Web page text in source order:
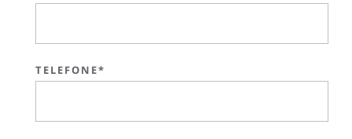
TELEFONE*